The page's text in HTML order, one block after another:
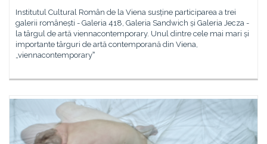
Institutul Cultural Român de la Viena susține participarea a trei
galerii românești - Galeria 418, Galeria Sandwich și Galeria Jecza -
la târgul de artă viennacontemporary. Unul dintre cele mai mari și
importante târguri de artă contemporană din Viena,
„viennacontemporaryˮ